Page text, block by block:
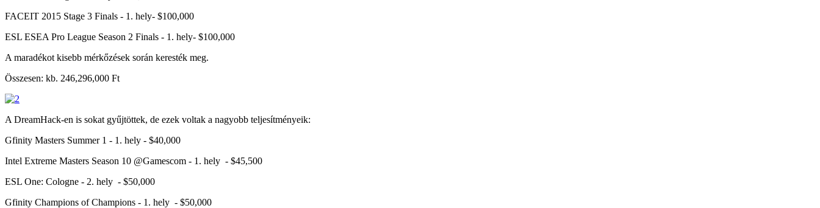
FACEIT 2015 Stage 3 Finals - 1. hely- $100,000
ESL ESEA Pro League Season 2 Finals - 1. hely- $100,000
A maradékot kisebb mérkőzések során keresték meg.
Összesen: kb. 246,296,000 Ft
A DreamHack-en is sokat gyűjtöttek, de ezek voltak a nagyobb teljesítményeik:
Gfinity Masters Summer 1 - 1. hely - $40,000
Intel Extreme Masters Season 10 @Gamescom - 1. hely - $45,500
ESL One: Cologne - 2. hely - $50,000
Gfinity Champions of Champions - 1. hely - $50,000